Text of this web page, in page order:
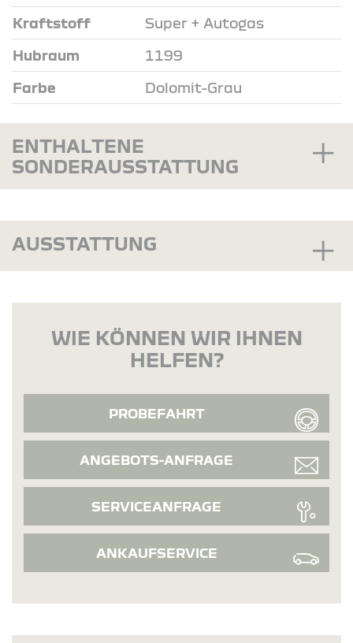
Kraftstoff Super + Autogas
Hubraum 1199
Farbe Dolomit-Grau
ENTHALTENE
SONDERAUSSTATTUNG
AUSSTATTUNG
WIE KÖNNEN WIR IHNEN
HELFEN?
PROBEFAHRT
ANGEBOTS-ANFRAGE
SERVICEANFRAGE
ANKAUFSERVICE